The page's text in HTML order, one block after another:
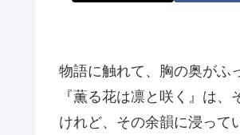
物語に触れて、胸の奥がふ
『薫る花は凛と咲く』は、
けれど、その余韻に浸って